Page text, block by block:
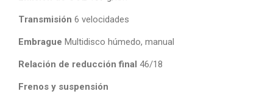
Transmisión 6 velocidades
Embrague Multidisco húmedo, manual
Relación de reducción final 46/18
Frenos y suspensión